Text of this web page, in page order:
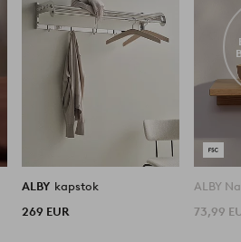
ALBY kapstok
269 EUR
ALBY
73,99